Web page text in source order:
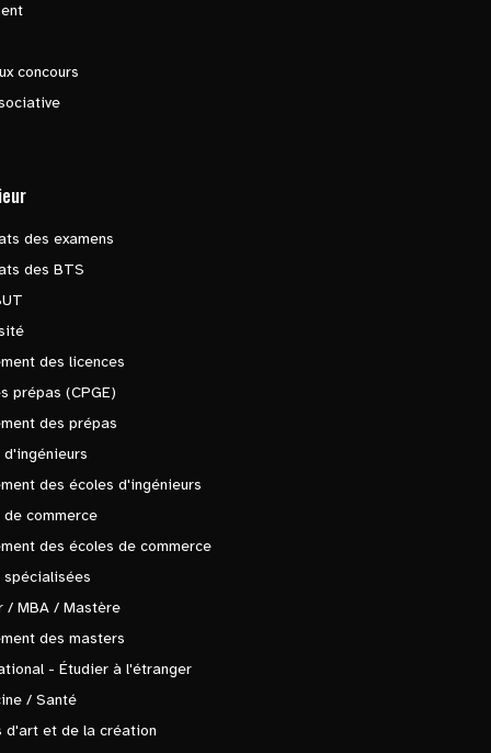
concours
des examens
des BTS
des licences
prépas (CPGE)
des prépas
d'ingénieurs
des écoles d'ingénieurs
de commerce
des écoles de commerce
spécialisées
/ MBA / Mastère
des masters
- Étudier à l'étranger
/ Santé
d'art et de la création